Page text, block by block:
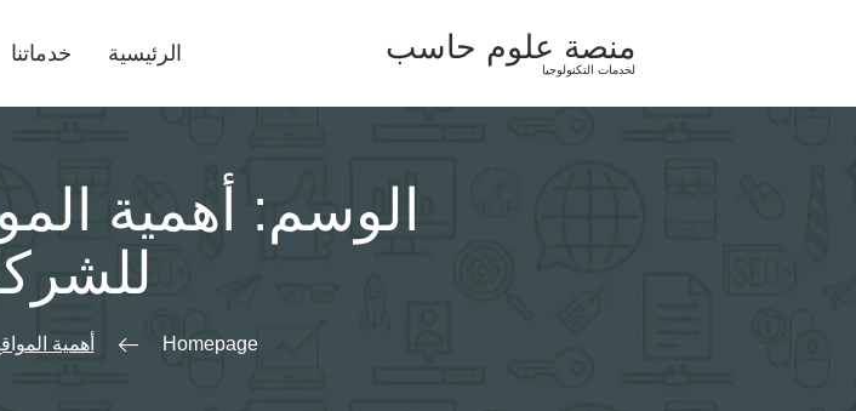
منصة علوم حاسب
لخدمات التكنولوجيا
الرئيسية خدماتنا
الوسم:
أهمية
Homepage أهمية